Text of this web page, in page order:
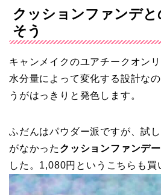
クッションファンデと
そう
キャンメイクのユアチークオン
水分量によって変化する設計な
うがはっきりと発色します。
ふだんはパウダー派ですが、試
がなかった クッションファンデ
した。1,080円というこちらも買